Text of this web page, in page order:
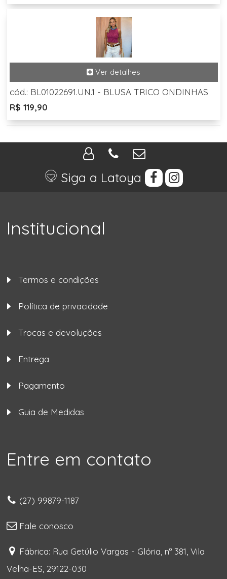
cód.: BL01022691.UN.1 - BLUSA TRICO ONDINHAS
R$ 119,90
Siga a Latoya
Institucional
Termos e condições
Política de privacidade
Trocas e devoluções
Entrega
Pagamento
Guia de Medidas
Entre em contato
(27) 99879-1187
Fale conosco
Fábrica: Rua Getúlio Vargas - Glória, nº 381, Vila
Velha-ES, 29122-030